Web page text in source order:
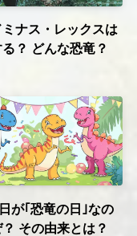
ナス・レックスは
？ どんな恐竜？
が｢恐竜の日｣なの
その由来とは？